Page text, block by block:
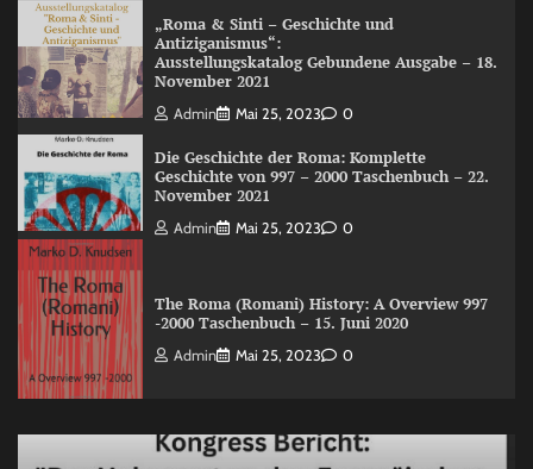
„Roma & Sinti – Geschichte und
Antiziganismus“:
Ausstellungskatalog Gebundene Ausgabe – 18.
November 2021
Admin Mai 25, 2023 0
Die Geschichte der Roma: Komplette
Geschichte von 997 – 2000 Taschenbuch – 22.
November 2021
Admin Mai 25, 2023 0
The Roma (Romani) History: A Overview 997
-2000 Taschenbuch – 15. Juni 2020
Admin Mai 25, 2023 0